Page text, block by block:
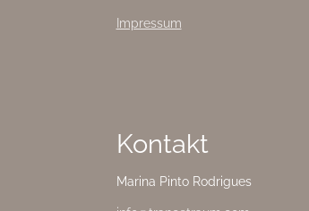
Impressum
Kontakt
Marina Pinto Rodrigues